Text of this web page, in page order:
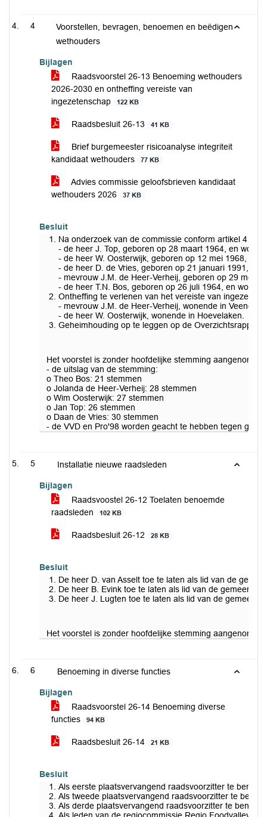
4
Voorstellen, bevragen, benoemen en beëdigen
wethouders
Bijlagen
Raadsvoorstel 26-13 Benoeming wethouders
2026-2030 en ontheffing vereiste van
ingezetenschap
122 KB
Raadsbesluit 26-13 41 KB
Brief burgemeester risicoanalyse integriteit
kandidaat wethouders
77 KB
Advies commissie geloofsbrieven kandidaat
wethouders 2026
37 KB
Besluit
Na onderzoek van de commissie conform artikel 4
- de heer J. Top, geboren op 28 maart 1964, en
- de heer W. Oosterwijk, geboren op 12 mei 1968, en
- de heer D. de Vries, geboren op 21 januari 1991, en
- mevrouw J.M. de Heer-Verheij, geboren op 29 mei
- de heer T.N. Bos, geboren op 26 juli 1964, en
Ontheffing te verlenen van het vereiste van
- mevrouw J.M. de Heer-Verheij, wonende in
- de heer W. Oosterwijk, wonende in Hoevelaken.
Geheimhouding op te leggen op de
Het voorstel is zonder hoofdelijke stemming
- de uitslag van de stemming:
o Theo Bos: 21 stemmen
o Jolanda de Heer-Verheij: 28 stemmen
o Wim Oosterwijk: 27 stemmen
o Jan Top: 26 stemmen
o Daan de Vries: 30 stemmen
- de VVD en Pro'98 worden geacht te hebben tegen
5 Installatie nieuwe raadsleden
Bijlagen
Raadsvoostel 26-12 Toelaten benoemde
raadsleden
102 KB
Raadsbesluit 26-12 28 KB
Besluit
De heer D. van Asselt toe te laten als lid van de
De heer B. Evink toe te laten als lid van de
De heer J. Lugten toe te laten als lid van de
Het voorstel is zonder hoofdelijke stemming aangenomen.
6 Benoeming in diverse functies
Bijlagen
Raadsvoorstel 26-14 Benoeming diverse
functies
94 KB
Raadsbesluit 26-14 21 KB
Besluit
Als eerste plaatsvervangend raadsvoorzitter te
Als tweede plaatsvervangend raadsvoorzitter te
Als derde plaatsvervangend raadsvoorzitter te